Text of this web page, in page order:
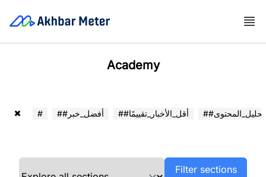
Academy
# ##أفضل_خبر ##أقل_الأخبار_تقييمًا ##تحليل_المحتوى
Filter sections